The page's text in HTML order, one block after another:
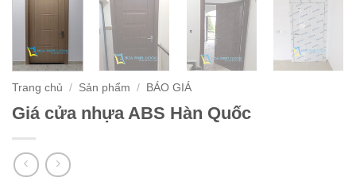
Trang chủ / Sản phẩm / BÁO GIÁ
Giá cửa nhựa ABS Hàn Quốc